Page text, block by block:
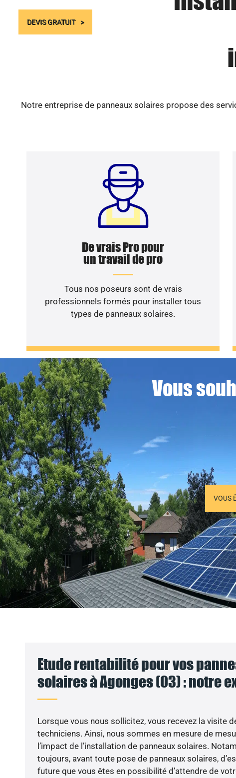
DEVIS GRATUIT
Notre entreprise de panneaux solaires propose des
De vrais Pro pour
un travail de pro
Tous nos poseurs sont de vrais
professionnels formés pour installer tous
types de panneaux solaires.
Vous
VOUS
Etude rentabilité pour vos
solaires à Agonges (03) : notre
Lorsque vous nous sollicitez, vous recevez la visite
techniciens. Ainsi, nous sommes en mesure de
l’impact de l’installation de panneaux solaires.
toujours, avant toute pose de panneaux solaires,
future que vous êtes en possibilité d’attendre de